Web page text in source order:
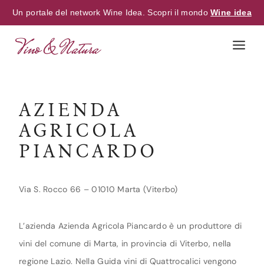
Un portale del network Wine Idea. Scopri il mondoWine idea
AZIENDA
AGRICOLA
PIANCARDO
Via S. Rocco 66 – 01010 Marta (Viterbo)
L’azienda Azienda Agricola Piancardo è un produttore di
vini del comune di Marta, in provincia di Viterbo, nella
regione Lazio. Nella Guida vini di Quattrocalici vengono